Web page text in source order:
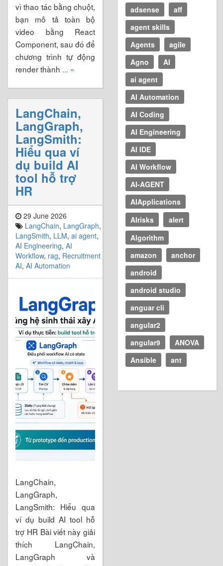
vì thao tác bằng chuột,
bạn mô tả toàn bộ
video bằng React
Component, sau đó để
chương trình tự động
render thành ... »
LangChain,
LangGraph,
LangSmith:
Hiểu qua ví
dụ build AI
tool hỗ trợ
HR
29 June 2026
LangChain, LangGraph,
LangSmith, LLM, ai agent,
AI Engineering, AI
Workflow, rag, Recruitment
AI, AI Automation
LangChain,
LangGraph,
LangSmith: Hiểu qua
ví dụ build AI tool hỗ
trợ HR Bài viết này giải
thích LangChain,
LangGraph và
adsense
aff
agent skills
Agents
agile
Agno
AI
ai agent
AI Automation
AI Coding
AI Engineering
AI IDE
AI Workflow
AI-AGENT
AIApplications
AIrisks
alert
Algorithm
amazon
anchor
android
android studio
anguar cli
angular2
angular9
ANOVA
Ansible
ant